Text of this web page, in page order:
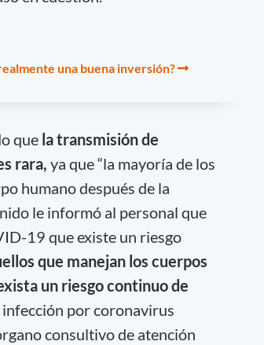
una buena inversión?
que la transmisión de
rara, ya que “la mayoría de los
humano después de la
le informó al personal que
19 que existe un riesgo
que manejan los cuerpos
un riesgo continuo de
por coronavirus
consultivo de atención